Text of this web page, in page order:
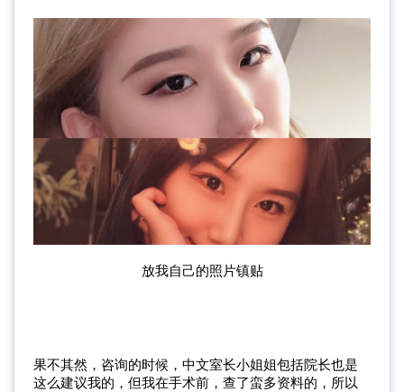
放我自己的照片镇贴
果不其然，咨询的时候，中文室长小姐姐包括院长也是
这么建议我的，但我在手术前，查了蛮多资料的，所以